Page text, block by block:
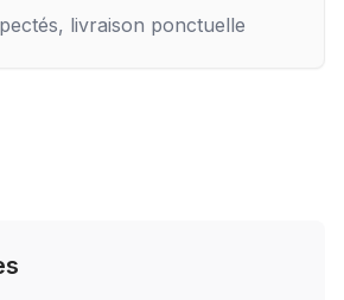
livraison ponctuelle